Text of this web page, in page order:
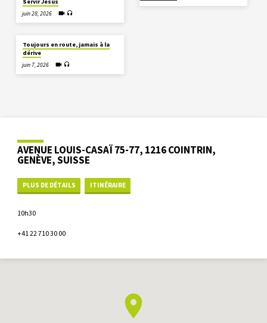
juin 28, 2026
Toujours en route, jamais à la
dérive
juin 7, 2026
AVENUE LOUIS-CASAÏ 75-77, 1216 COINTRIN,
GENÈVE, SUISSE
PLUS DE DÉTAILS ITINÉRAIRE
10h30
+41 22 710 30 00